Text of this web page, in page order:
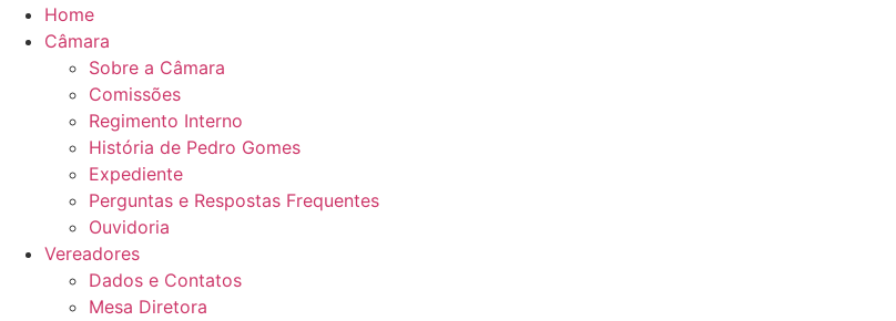
Home
Câmara
Sobre a Câmara
Comissões
Regimento Interno
História de Pedro Gomes
Expediente
Perguntas e Respostas Frequentes
Ouvidoria
Vereadores
Dados e Contatos
Mesa Diretora